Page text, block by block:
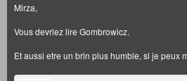
Mirza,
Vous devriez lire Gombrowicz.
Et aussi etre un brin plus humble, si je peux